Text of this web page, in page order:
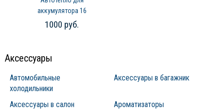
аккумулятора 16
1000 руб.
Аксессуары
Автомобильные
холодильники
Аксессуары в багажник
Аксессуары в салон
Ароматизаторы